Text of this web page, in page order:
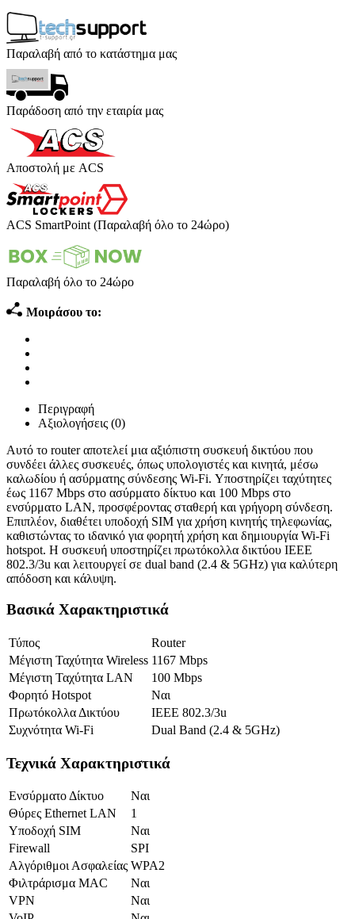
Παραλαβή από το κατάστημα μας
Παράδοση από την εταιρία μας
Αποστολή με ACS
ACS SmartPoint (Παραλαβή όλο το 24ώρο)
Παραλαβή όλο το 24ώρο
Μοιράσου το:
Περιγραφή
Αξιολογήσεις (0)
Αυτό το router αποτελεί μια αξιόπιστη συσκευή δικτύου που
συνδέει άλλες συσκευές, όπως υπολογιστές και κινητά, μέσω
καλωδίου ή ασύρματης σύνδεσης Wi-Fi. Υποστηρίζει ταχύτητες
έως 1167 Mbps στο ασύρματο δίκτυο και 100 Mbps στο
ενσύρματο LAN, προσφέροντας σταθερή και γρήγορη σύνδεση.
Επιπλέον, διαθέτει υποδοχή SIM για χρήση κινητής τηλεφωνίας,
καθιστώντας το ιδανικό για φορητή χρήση και δημιουργία Wi-Fi
hotspot. Η συσκευή υποστηρίζει πρωτόκολλα δικτύου IEEE
802.3/3u και λειτουργεί σε dual band (2.4 & 5GHz) για καλύτερη
απόδοση και κάλυψη.
Βασικά Χαρακτηριστικά
Τύπος
Router
Μέγιστη Ταχύτητα Wireless 1167 Mbps
Μέγιστη Ταχύτητα LAN
100 Mbps
Φορητό Hotspot
Ναι
Πρωτόκολλα Δικτύου
IEEE 802.3/3u
Συχνότητα Wi-Fi
Dual Band (2.4 & 5GHz)
Τεχνικά Χαρακτηριστικά
Ενσύρματο Δίκτυο
Ναι
Θύρες Ethernet LAN
1
Υποδοχή SIM
Ναι
Firewall
SPI
Αλγόριθμοι Ασφαλείας WPA2
Φιλτράρισμα MAC
Ναι
VPN
Ναι